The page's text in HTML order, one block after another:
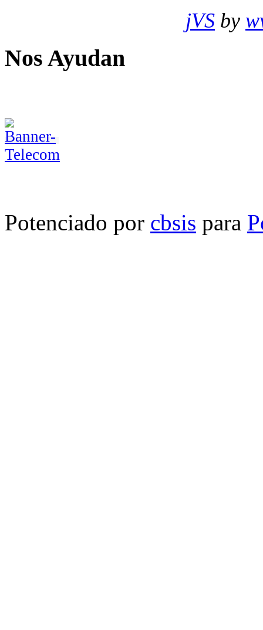
jVS by
Nos Ayudan
Potenciado por cbsis para